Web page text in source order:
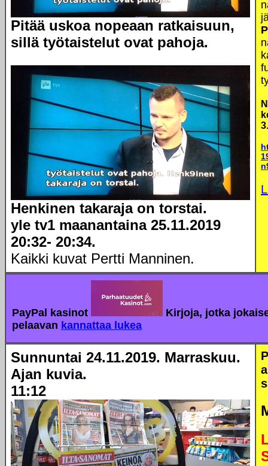
Pitää uskoa nopeaan ratkaisuun,
sillä työtaistelut ovat pahoja.
Henkinen takaraja on torstai.
yle tv1 maanantaina 25.11.2019
20:32- 20:34.
Kaikki kuvat Pertti Manninen.
PayPal kasinot
Kirjoja, jotka
pelaavan kannattaa lukea
Sunnuntai 24.11.2019. Marraskuu.
Ajan kuvia.
11:12